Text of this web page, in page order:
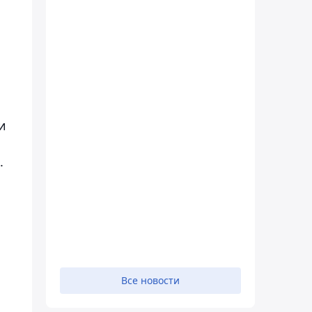
Все новости